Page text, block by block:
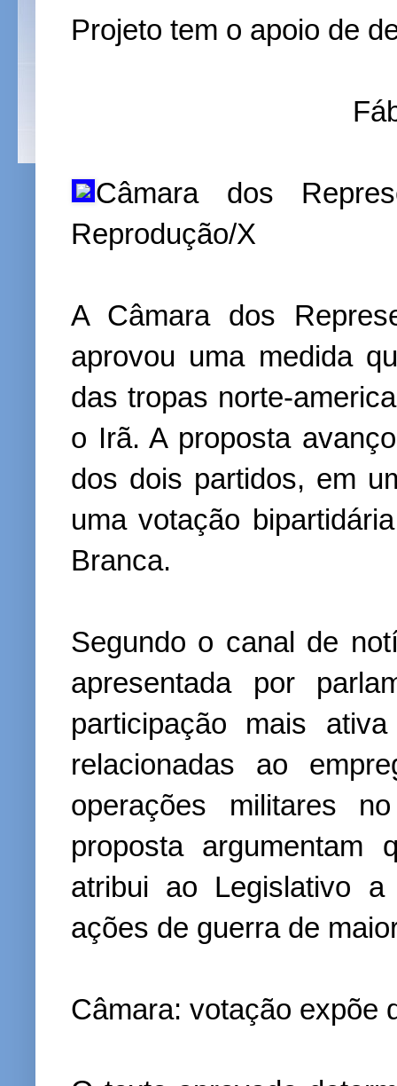
Projeto tem o apoio de
Câmara dos
Reprodução/X
A Câmara dos
aprovou uma medida
das tropas norte-
o Irã. A proposta
dos dois partidos, em
uma votação
Branca.
Segundo o canal de
apresentada por
participação mais
relacionadas ao
operações militares
proposta argumentam
atribui ao Legislativo a
ações de guerra de
Câmara: votação expõe